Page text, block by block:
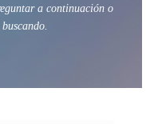
a continuación o